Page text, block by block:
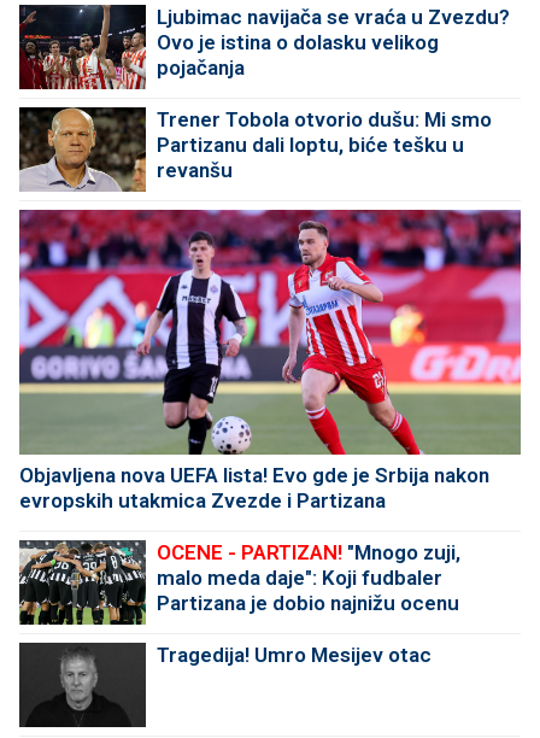
Ljubimac navijača se vraća u Zvezdu?
Ovo je istina o dolasku velikog
pojačanja
Trener Tobola otvorio dušu: Mi smo
Partizanu dali loptu, biće tešku u
revanšu
Objavljena nova UEFA lista! Evo gde je Srbija nakon
evropskih utakmica Zvezde i Partizana
OCENE - PARTIZAN! "Mnogo zuji,
malo meda daje": Koji fudbaler
Partizana je dobio najnižu ocenu
Tragedija! Umro Mesijev otac